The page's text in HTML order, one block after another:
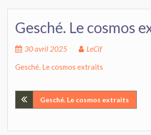
Gesché. Le cosmos
30 avril 2025 LeCif
Gesché. Le cosmos extraits
Navigation
Gesché. Le cosmos extraits